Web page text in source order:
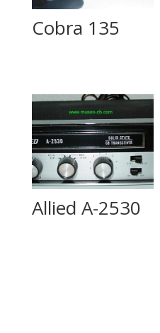
Cobra 135
Allied A-2530